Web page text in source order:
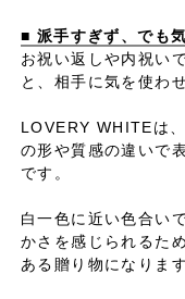
■ 派手すぎず、でも
お祝い返しや内祝い
と、相手に気を使わ
LOVERY WHITEは
の形や質感の違いで
です。
白一色に近い色合い
かさを感じられるた
ある贈り物になります